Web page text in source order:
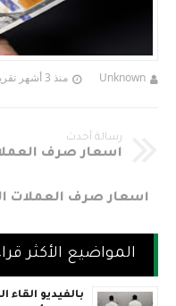
Unknown منذ 3 أشهر تقريبا
رسالة أحدث
المواضيع الأكثر
بالفيديو